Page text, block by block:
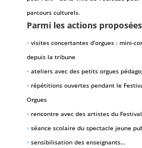
parcours culturels.
Parmi les actions
• visites concertantes d’orgues : mini-
depuis la tribune
• ateliers avec des petits orgues
• répétitions ouvertes pendant le
Orgues
• rencontre avec des artistes du Festival
• séance scolaire du spectacle jeune
• sensibilisation des enseignants…